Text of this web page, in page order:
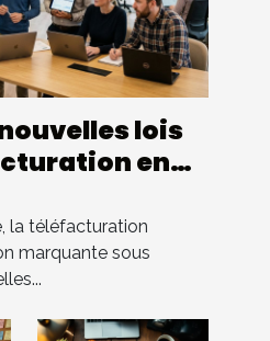
lois
en
?
la téléfacturation
marquante sous